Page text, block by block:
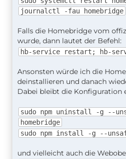
journalctl -fau homebridge
Falls die Homebridge vom
wurde, dann lautet der Befehl:
hb-service restart; hb-
Ansonsten würde ich die
deinstallieren und danach
Dabei bleibt die Konfiguration
sudo npm uninstall -g --
homebridge
sudo npm install -g --
und vielleicht auch die